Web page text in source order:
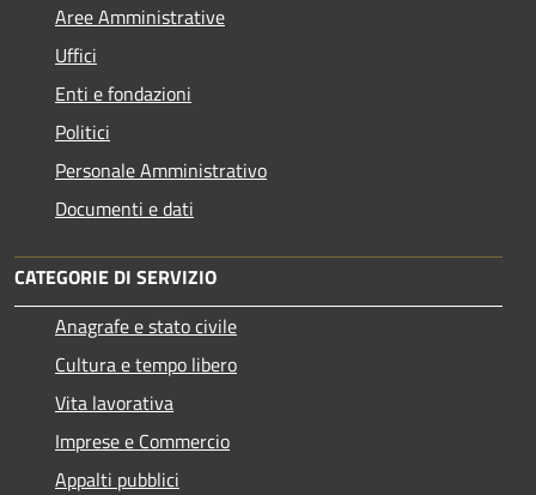
Aree Amministrative
Uffici
Enti e fondazioni
Politici
Personale Amministrativo
Documenti e dati
CATEGORIE DI SERVIZIO
Anagrafe e stato civile
Cultura e tempo libero
Vita lavorativa
Imprese e Commercio
Appalti pubblici